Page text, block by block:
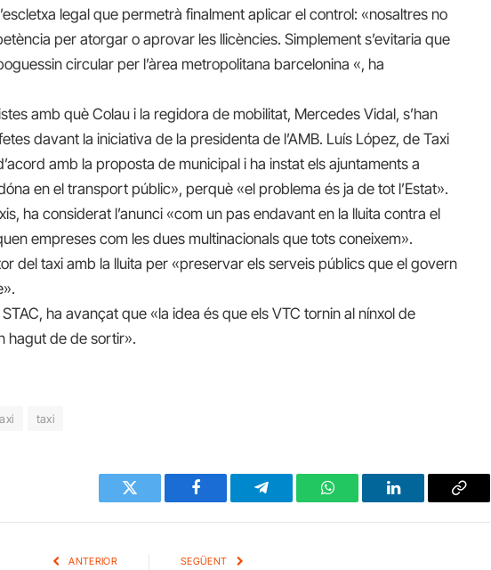
legal que permetrà finalment aplicar el control: «nosaltres no
per atorgar o aprovar les llicències. Simplement s’evitaria que
circular per l’àrea metropolitana barcelonina «, ha
amb què Colau i la regidora de mobilitat, Mercedes Vidal, s’han
davant la iniciativa de la presidenta de l’AMB. Luís López, de Taxi
amb la proposta de municipal i ha instat els ajuntaments a
en el transport públic», perquè «el problema és ja de tot l’Estat».
ha considerat l’anunci «com un pas endavant en la lluita contra el
empreses com les dues multinacionals que tots coneixem».
del taxi amb la lluita per «preservar els serveis públics que el govern
ha avançat que «la idea és que els VTC tornin al nínxol de
hagut de de sortir».
taxi
Twitter Facebook Telegram WhatsAppLinkedIn Copy
ANTERIOR SEGÜENT